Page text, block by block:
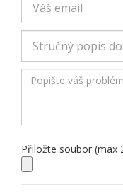
Přiložte soubor (max